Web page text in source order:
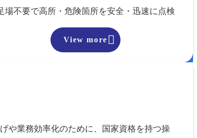
場不要で高所・危険箇所を安全・迅速に点検
View more 
や業務効率化のために、国家資格を持つ操